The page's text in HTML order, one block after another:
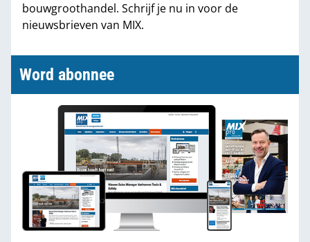
Partners
bouwgroothandel. Schrijf je nu in voor de
nieuwsbrieven van MIX.
Word abonnee